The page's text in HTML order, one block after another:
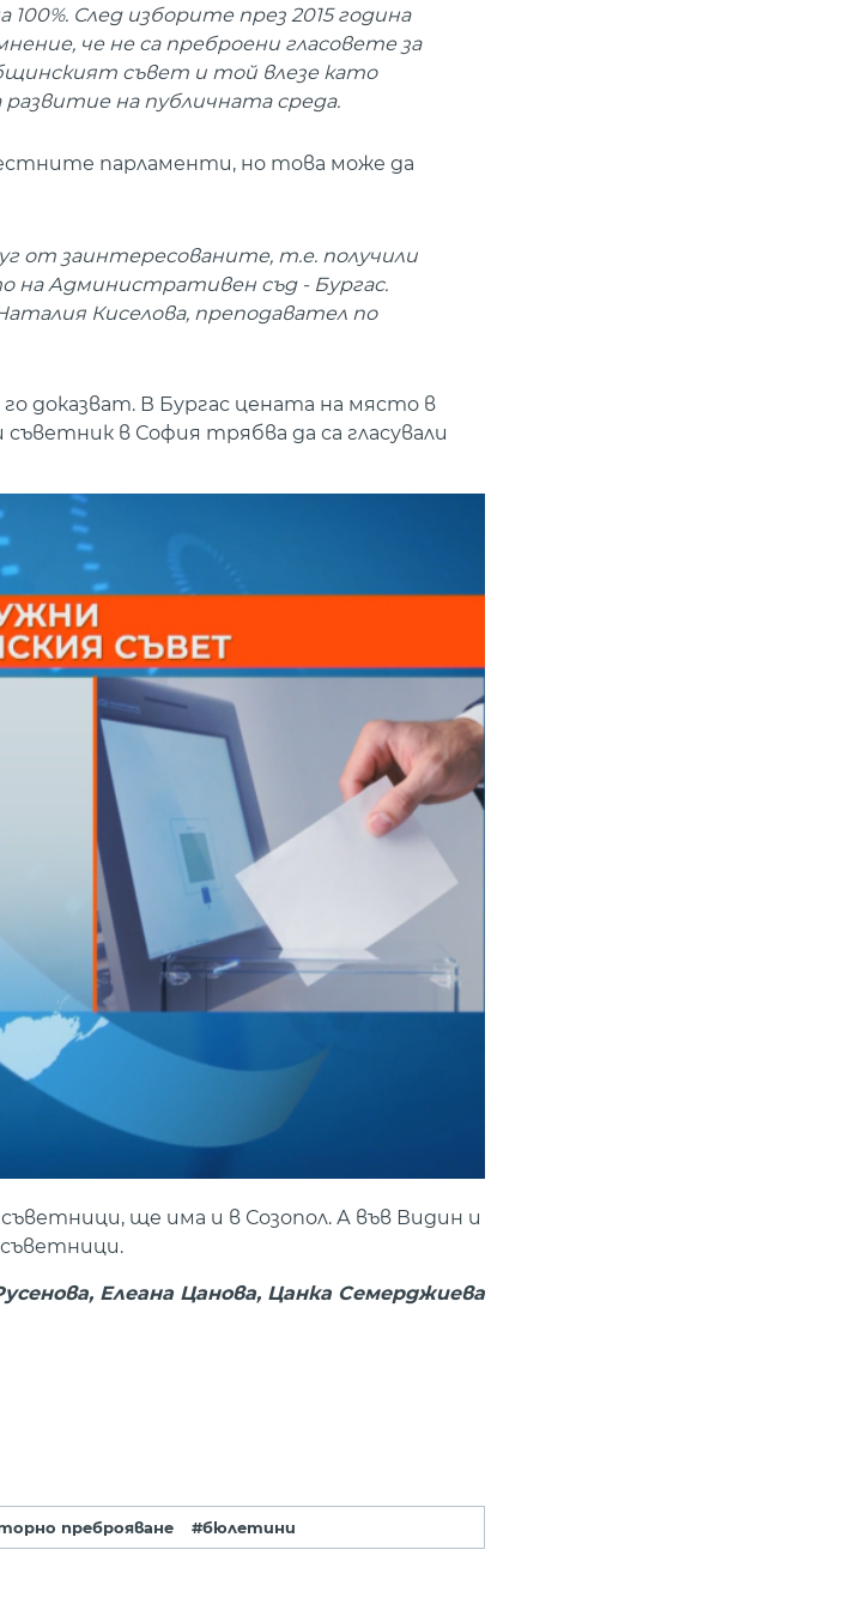
След изборите през 2015 година
че не са преброени гласовете за
съвет и той влезе като
на публичната среда.
парламенти, но това може да
от заинтересованите, т.е. получили
на Административен съд - Бургас.
Киселова, преподавател по
доказват. В Бургас цената на място в
в София трябва да са гласували
ще има и в Созопол. А във Видин и
Елеана Цанова, Цанка Семерджиева
преброяване #бюлетини